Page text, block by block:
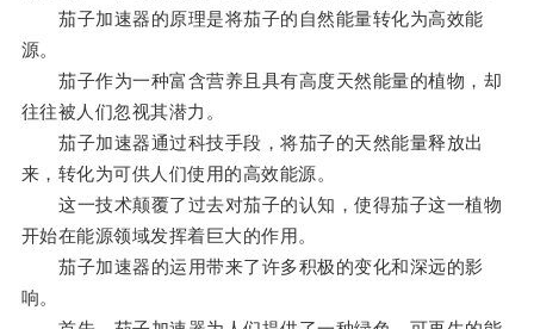
茄子加速器的原理是将茄子的自然能量转化为高效能
源。
茄子作为一种富含营养且具有高度天然能量的植物，却
往往被人们忽视其潜力。
茄子加速器通过科技手段，将茄子的天然能量释放出
来，转化为可供人们使用的高效能源。
这一技术颠覆了过去对茄子的认知，使得茄子这一植物
开始在能源领域发挥着巨大的作用。
茄子加速器的运用带来了许多积极的变化和深远的影
响。